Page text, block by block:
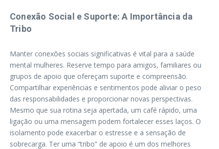
Conexão Social e Suporte: A Importância da
Tribo
Manter conexões sociais significativas é vital para a saúde
mental mulheres. Reserve tempo para amigos, familiares ou
grupos de apoio que ofereçam suporte e compreensão.
Compartilhar experiências e sentimentos pode aliviar o peso
das responsabilidades e proporcionar novas perspectivas.
Mesmo que sua rotina seja apertada, um café rápido, uma
ligação ou uma mensagem podem fortalecer esses laços. O
isolamento pode exacerbar o estresse e a sensação de
sobrecarga. Ter uma “tribo” de apoio é um dos melhores